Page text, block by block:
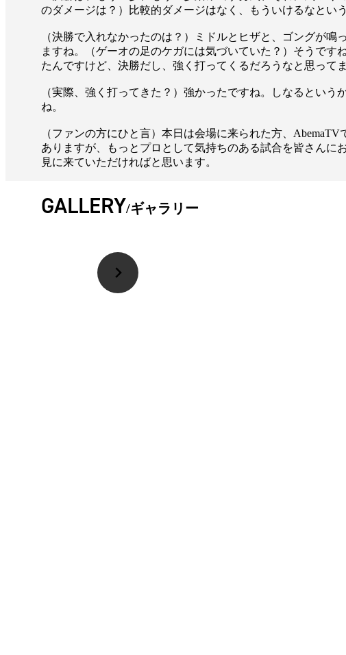
のダメージは？）比較的ダメージはなく、もういけるなとい
（決勝で入れなかったのは？）ミドルとヒザと、ゴングが
ますね。（ゲーオの足のケガには気づいていた？）そうで
たんですけど、決勝だし、強く打ってくるだろうなと思ってま
（実際、強く打ってきた？）強かったですね。しなるとい
ね。
（ファンの方にひと言）本日は会場に来られた方、
ありますが、もっとプロとして気持ちのある試合を皆さん
見に来ていただければと思います。
GALLERY ギャラリー